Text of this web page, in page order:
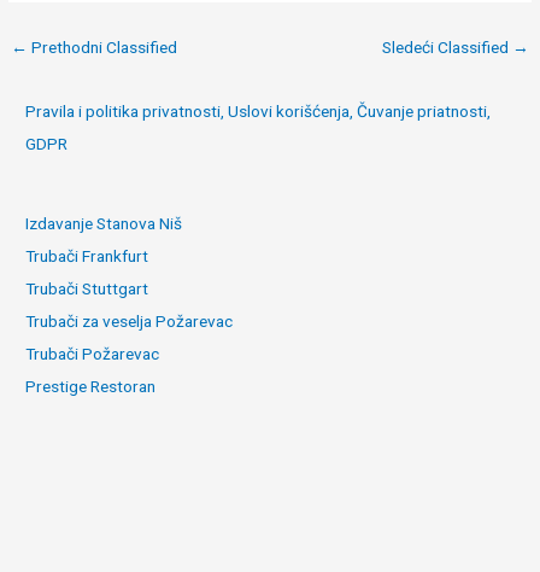
Post
← Prethodni Classified Sledeći Classified →
Pravila i politika privatnosti, Uslovi korišćenja, Čuvanje priatnosti,
GDPR
Izdavanje Stanova Niš
Trubači Frankfurt
Trubači Stuttgart
Trubači za veselja Požarevac
Trubači Požarevac
Prestige Restoran